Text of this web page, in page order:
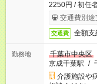
2250円 / 初任
交通費別途
交通費 全額支
勤務地
千葉市中央区
京成千葉駅 /
介護施設や